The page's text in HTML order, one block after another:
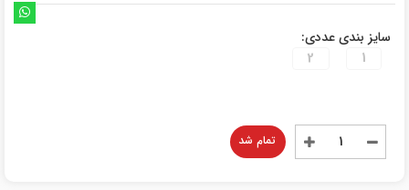
سایز بندی عددی:
1
2
تمام شد